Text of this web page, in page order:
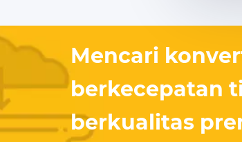
Mencari
berkecepatan
berkualitas